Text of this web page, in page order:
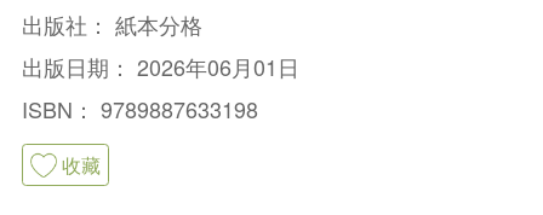
出版社： 紙本分格
出版日期： 2026年06月01日
ISBN： 9789887633198
收藏